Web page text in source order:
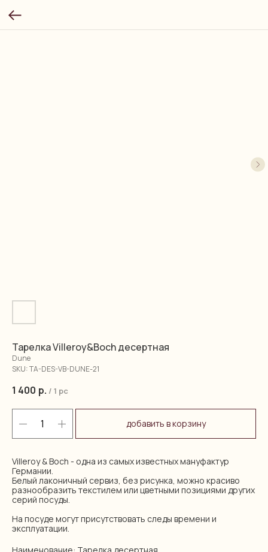
Тарелка Villeroy&Boch десертная
Dune
SKU:TA-DES-VB-DUNE-21
1 400 р. / 1 pc
добавить в корзину
Villeroy & Boch - одна из самых известных мануфактур
Германии.
Белый лаконичный сервиз, без рисунка, можно красиво
разнообразить текстилем или цветными позициями других
серий посуды.
На посуде могут присутствовать следы времени и
эксплуатации.